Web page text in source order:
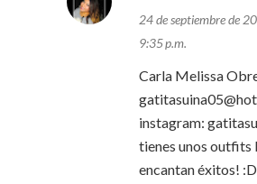
24 de septiembre de
9:35 p.m.
Carla Melissa
instagram:
tienes unos outfits
encantan éxitos! :D